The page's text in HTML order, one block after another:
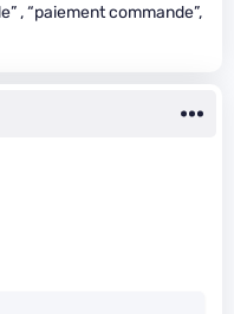
, “paiement commande”,